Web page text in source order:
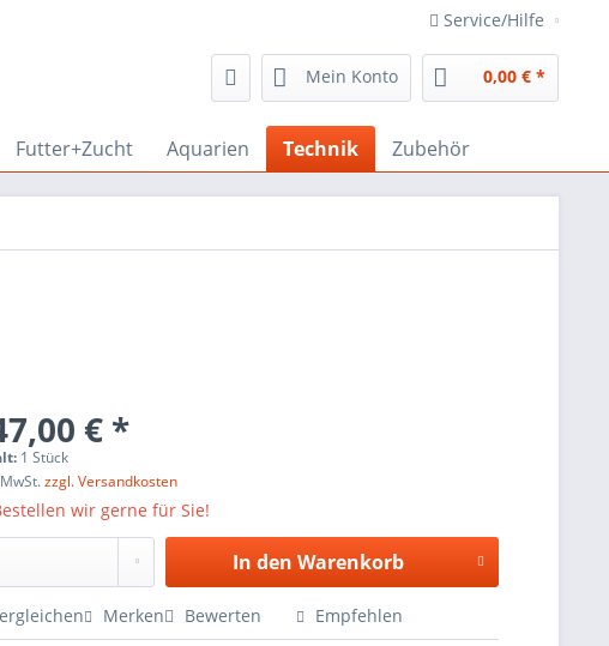
Service/Hilfe
Mein Konto 0,00 € *
Futter+Zucht Aquarien Technik Zubehör
€ *
1 Stück
zzgl. Versandkosten
wir gerne für Sie!
In den Warenkorb
Merken Bewerten Empfehlen